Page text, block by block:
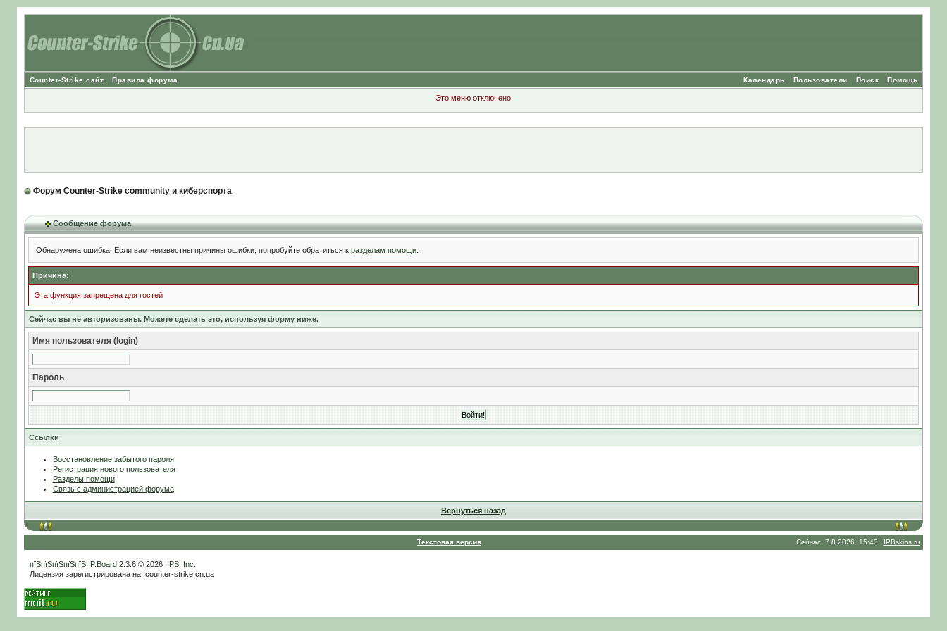
Counter-Strike сайт Правила форума Помощь
Поиск
Пользователи
Календарь
Это меню отключено
Форум Counter-Strike community и киберспорта
Сообщение форума
Обнаружена ошибка. Если вам неизвестны причины ошибки, попробуйте обратиться к разделам помощи.
Причина:
Эта функция запрещена для гостей
Сейчас вы не авторизованы. Можете сделать это, используя форму ниже.
Имя пользователя (login)
Пароль
Ссылки
Восстановление забытого пароля
Регистрация нового пользователя
Разделы помощи
Связь с администрацией форума
Вернуться назад
Текстовая версия Сейчас: 7.8.2026, 15:43 IPBskins.ru
пїЅпїЅпїЅпїЅпїЅ IP.Board2.3.6 © 2026 IPS, Inc
Лицензия зарегистрирована на: counter-strike.cn.ua